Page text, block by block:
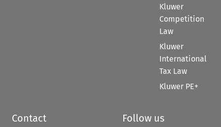
Kluwer
Competition
Law
Kluwer
International
Tax Law
Kluwer PE+
Contact Follow us